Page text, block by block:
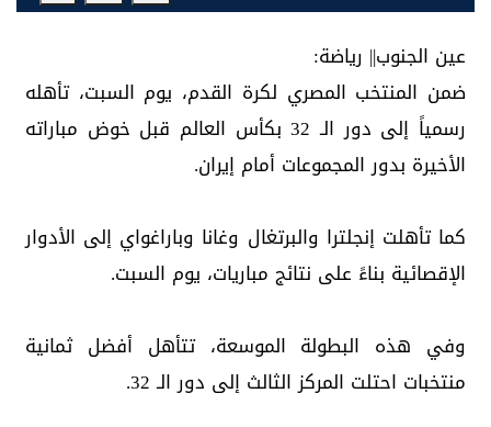
عين الجنوب|| رياضة:
ضمن المنتخب المصري لكرة القدم، يوم السبت، تأهله
رسمياً إلى دور الـ 32 بكأس العالم قبل خوض مباراته
الأخيرة بدور المجموعات أمام إيران.
كما تأهلت إنجلترا والبرتغال وغانا وباراغواي إلى الأدوار
الإقصائية بناءً على نتائج مباريات، يوم السبت.
وفي هذه البطولة الموسعة، تتأهل أفضل ثمانية
منتخبات احتلت المركز الثالث إلى دور الـ 32.